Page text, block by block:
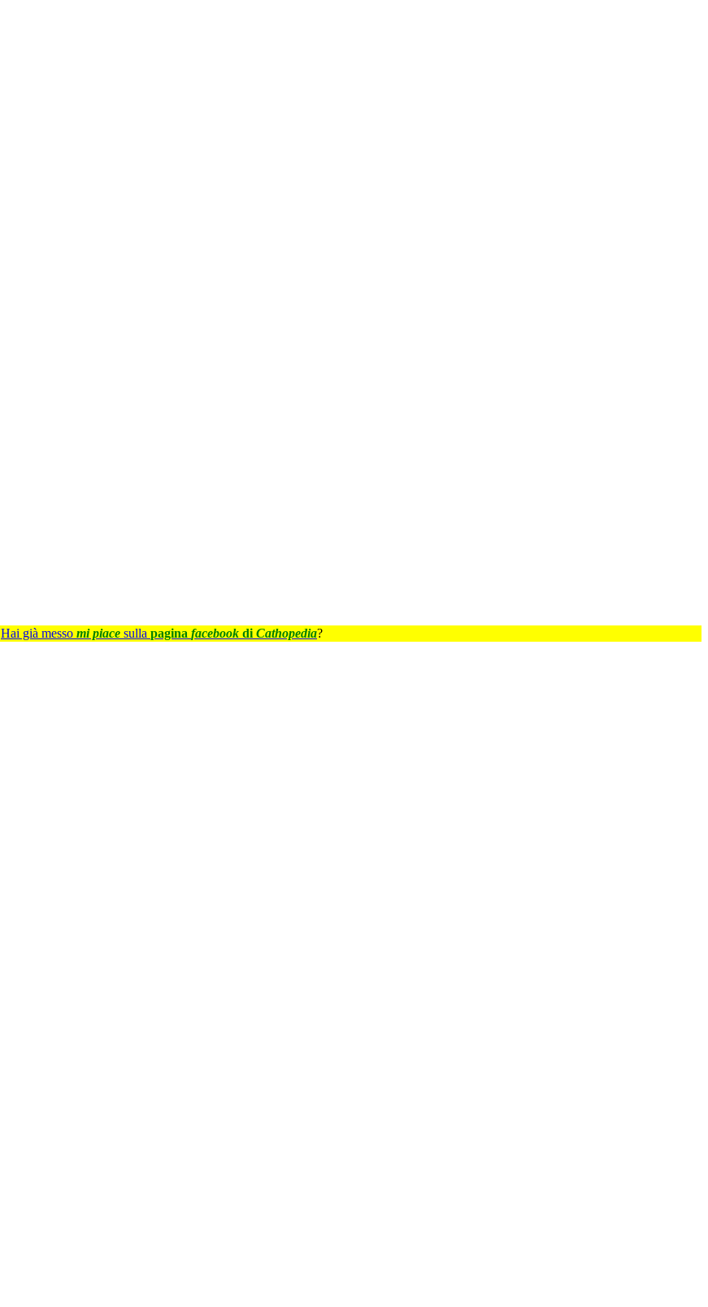
Hai già messo mi piace sulla pagina facebook di Cathopedia?